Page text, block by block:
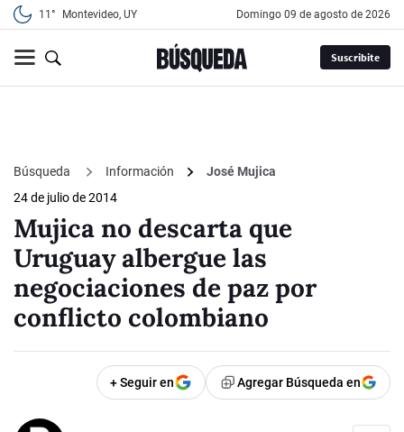
11° Montevideo, UY domingo 09 de agosto de 2026
Suscribite
Búsqueda Información
José Mujica
24 de julio de 2014
Mujica no descarta que
Uruguay albergue las
negociaciones de paz por
conflicto colombiano
+ Seguir en Agregar Búsqueda en